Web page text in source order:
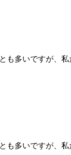
も多いですが、
も多いですが、